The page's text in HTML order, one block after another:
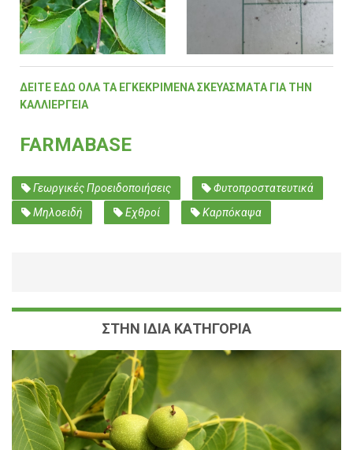
ΔΕΙΤΕ ΕΔΩ ΟΛΑ ΤΑ ΕΓΚΕΚΡΙΜΕΝΑ ΣΚΕΥΑΣΜΑΤΑ ΓΙΑ ΤΗΝ
ΚΑΛΛΙΕΡΓΕΙΑ
FARMABASE
Γεωργικές Προειδοποιήσεις
Φυτοπροστατευτικά
Μηλοειδή
Εχθροί Καρπόκαψα
ΣΤΗΝ ΙΔΙΑ ΚΑΤΗΓΟΡΙΑ